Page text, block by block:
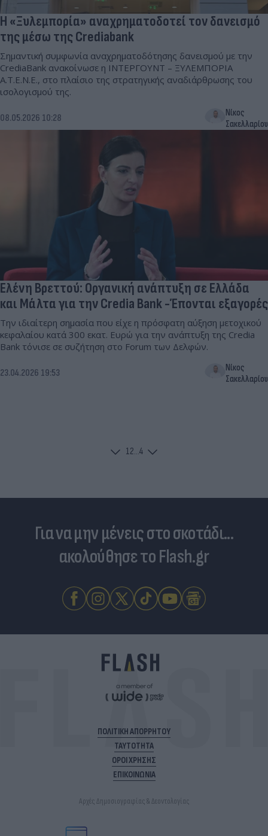
H «Ξυλεμπορία» αναχρηματοδοτεί τον δανεισμό
της μέσω της Crediabank
Σημαντική συμφωνία αναχρηματοδότησης δανεισμού με την
CrediaBank ανακοίνωσε η ΙΝΤΕΡΓΟΥΝΤ – ΞΥΛΕΜΠΟΡΙΑ
Α.Τ.Ε.Ν.Ε., στο πλαίσιο της στρατηγικής αναδιάρθρωσης του
ισολογισμού της.
08.05.2026 10:28
Νίκος
Σακελλαρίου
Ελένη Βρεττού: Οργανική ανάπτυξη σε Ελλάδα
και Μάλτα για την Credia Bank -Έπονται εξαγορές
Την ιδιαίτερη σημασία που είχε η πρόσφατη αύξηση μετοχικού
κεφαλαίου κατά 300 εκατ. Ευρώ για την ανάπτυξη της Credia
Bank τόνισε σε συζήτηση στο Forum των Δελφών.
23.04.2026 19:53
Νίκος
Σακελλαρίου
12...4
Για να μην μένεις στο σκοτάδι...
ακολούθησε το Flash.gr
ΠΟΛΙΤΙΚΗ ΑΠΟΡΡΗΤΟΥ
ΤΑΥΤΟΤΗΤΑ
ΟΡΟΙ ΧΡΗΣΗΣ
ΕΠΙΚΟΙΝΩΝΙΑ
Αρχές Δημοσιογραφίας & Δεοντολογίας